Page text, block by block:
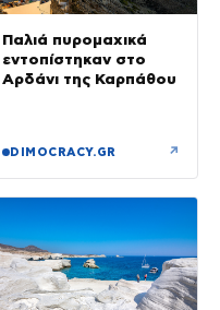
Παλιά πυρομαχικά
εντοπίστηκαν στο
Αρδάνι της Καρπάθου
DIMOCRACY.GR ↗